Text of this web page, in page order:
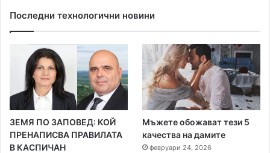
Последни технологични новини
ЗЕМЯ ПО ЗАПОВЕД: КОЙ
ПРЕНАПИСВА ПРАВИЛАТА
В КАСПИЧАН
Мъжете обожават тези 5
качества на дамите
февруари 24, 2026